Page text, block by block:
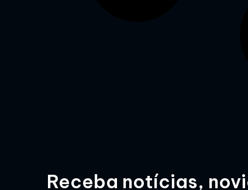
Receba notícias,